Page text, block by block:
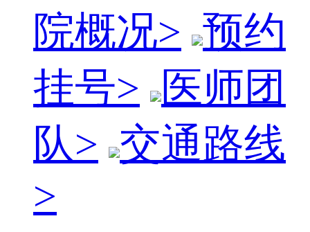
院概况> 预约
挂号>
医师团
队> 交通路线
>